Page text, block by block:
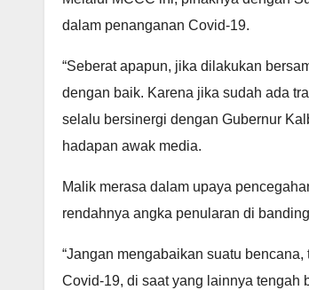
dalam penanganan Covid-19.
“Seberat apapun, jika dilakukan
dengan baik. Karena jika sudah ada
selalu bersinergi dengan Gubernur
hadapan awak media.
Malik merasa dalam upaya
rendahnya angka penularan di
“Jangan mengabaikan suatu
Covid-19, di saat yang lainnya tengah